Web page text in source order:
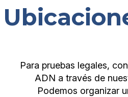
Para pruebas legales,
ADN a través de
Podemos organizar